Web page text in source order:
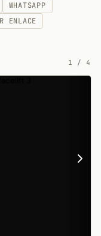
WHATSAPP
ENLACE
1 / 4